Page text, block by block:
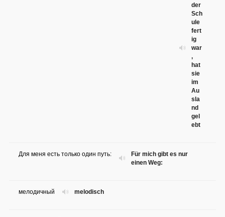
der
Sch
ule
fert
ig
war
,
hat
sie
im
Au
sla
nd
gel
ebt
Für mich gibt es nur
einen Weg:
Для меня есть только один путь:
melodisch
мелодичный